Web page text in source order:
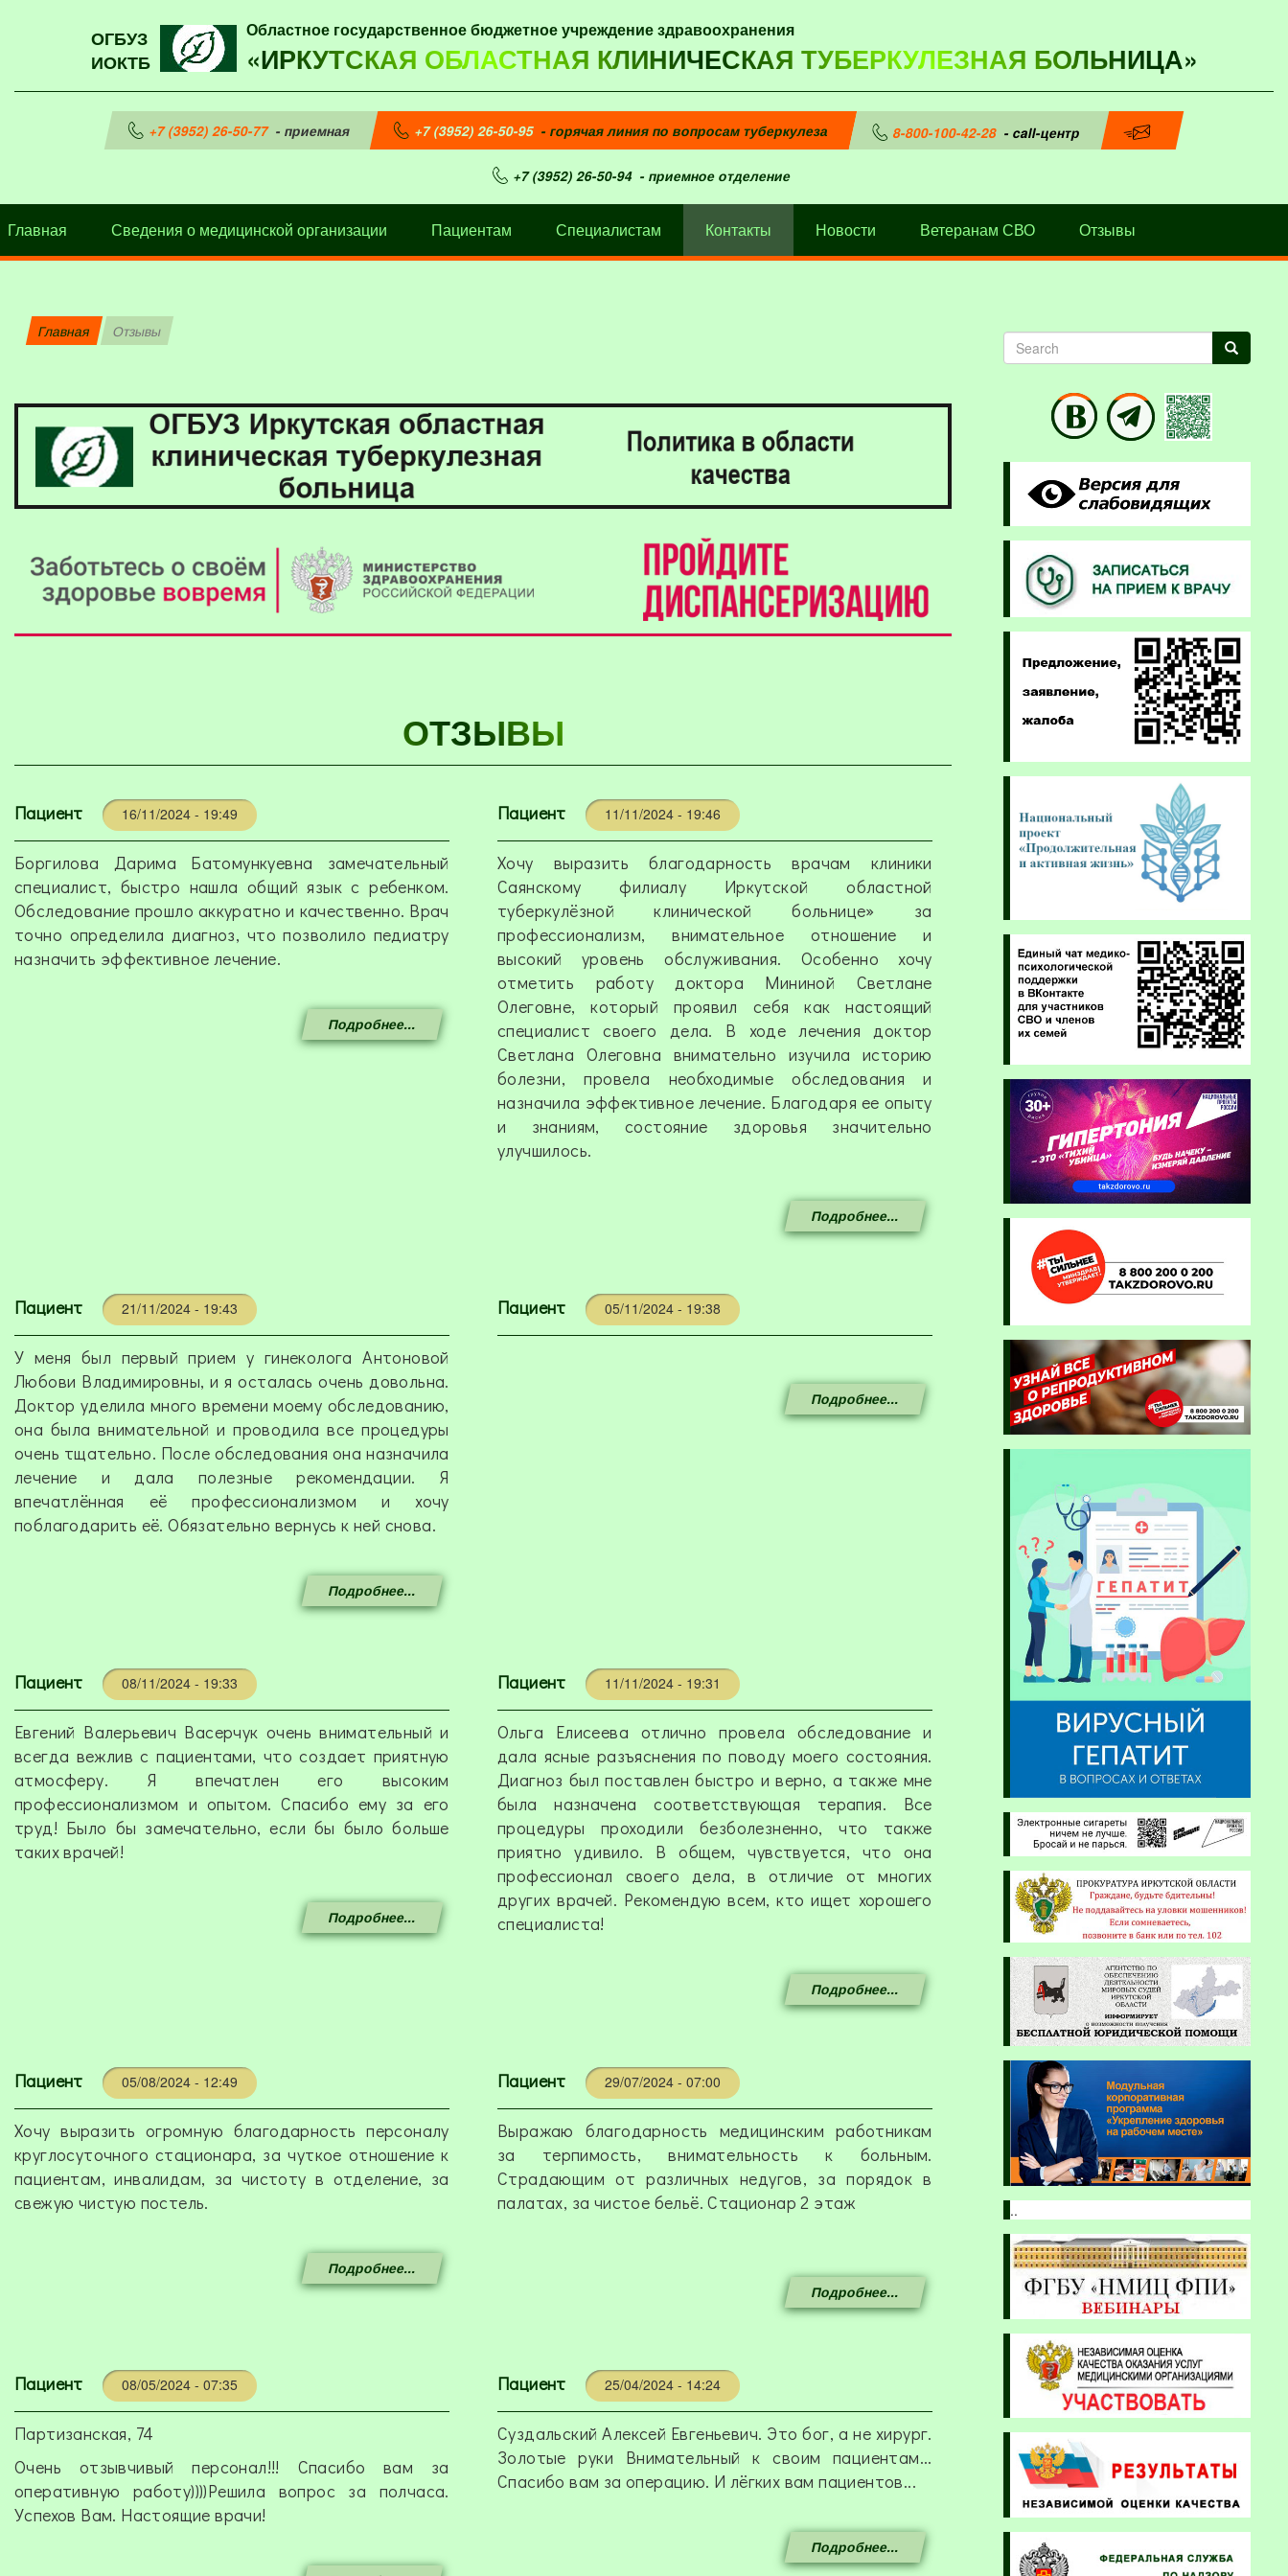
ОГБУЗ
ИОКТБ
Областное государственное бюджетное учреждение здравоохранения
«ИРКУТСКАЯ ОБЛАСТНАЯ КЛИНИЧЕСКАЯ ТУБЕРКУЛЕЗНАЯ БОЛЬНИЦА»
+7 (3952) 26-50-77- приемная +7 (3952) 26-50-95- горячая линия по вопросам туберкулеза 8-800-100-42-28- call-центр
+7 (3952) 26-50-94- приемное отделение
Главная Сведения о медицинской организации Пациентам Специалистам Контакты Новости Ветеранам СВО Отзывы
Главная Отзывы
ОТЗЫВЫ
Пациент 16/11/2024 - 19:49
Боргилова Дарима Батомункуевна замечательный
специалист, быстро нашла общий язык с ребенком.
Обследование прошло аккуратно и качественно. Врач
точно определила диагноз, что позволило педиатру
назначить эффективное лечение.
Подробнее...
Пациент 11/11/2024 - 19:46
Хочу выразить благодарность врачам клиники
Саянскому филиалу Иркутской областной
туберкулёзной клинической больнице» за
профессионализм, внимательное отношение и
высокий уровень обслуживания. Особенно хочу
отметить работу доктора Мининой Светлане
Олеговне, который проявил себя как настоящий
специалист своего дела. В ходе лечения доктор
Светлана Олеговна внимательно изучила историю
болезни, провела необходимые обследования и
назначила эффективное лечение. Благодаря ее опыту
и знаниям, состояние здоровья значительно
улучшилось.
Подробнее...
Пациент 21/11/2024 - 19:43
У меня был первый прием у гинеколога Антоновой
Любови Владимировны, и я осталась очень довольна.
Доктор уделила много времени моему обследованию,
она была внимательной и проводила все процедуры
очень тщательно. После обследования она назначила
лечение и дала полезные рекомендации. Я
впечатлённая её профессионализмом и хочу
поблагодарить её. Обязательно вернусь к ней снова.
Подробнее...
Пациент 05/11/2024 - 19:38
Подробнее...
Пациент 08/11/2024 - 19:33
Евгений Валерьевич Васерчук очень внимательный и
всегда вежлив с пациентами, что создает приятную
атмосферу. Я впечатлен его высоким
профессионализмом и опытом. Спасибо ему за его
труд! Было бы замечательно, если бы было больше
таких врачей!
Подробнее...
Пациент 11/11/2024 - 19:31
Ольга Елисеева отлично провела обследование и
дала ясные разъяснения по поводу моего состояния.
Диагноз был поставлен быстро и верно, а также мне
была назначена соответствующая терапия. Все
процедуры проходили безболезненно, что также
приятно удивило. В общем, чувствуется, что она
профессионал своего дела, в отличие от многих
других врачей. Рекомендую всем, кто ищет хорошего
специалиста!
Подробнее...
Пациент 05/08/2024 - 12:49
Хочу выразить огромную благодарность персоналу
круглосуточного стационара, за чуткое отношение к
пациентам, инвалидам, за чистоту в отделение, за
свежую чистую постель.
Подробнее...
Пациент 29/07/2024 - 07:00
Выражаю благодарность медицинским работникам
за терпимость, внимательность к больным.
Страдающим от различных недугов, за порядок в
палатах, за чистое бельё. Стационар 2 этаж
Подробнее...
Пациент 08/05/2024 - 07:35
Партизанская, 74
Очень отзывчивый персонал!!! Спасибо вам за
оперативную работу))))Решила вопрос за полчаса.
Успехов Вам. Настоящие врачи!
Пациент 25/04/2024 - 14:24
Суздальский Алексей Евгеньевич. Это бог, а не хирург.
Золотые руки Внимательный к своим пациентам...
Спасибо вам за операцию. И лёгких вам пациентов...
Подробнее...
Search Search
..